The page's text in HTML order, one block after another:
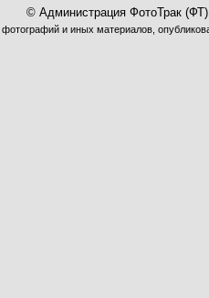
© Администрация ФотоТрак
и иных материалов,